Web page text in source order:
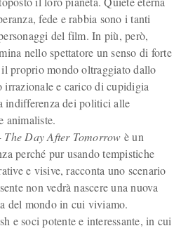
fede e rabbia sono i tanti
del film. In più, però,
nello spettatore un senso di forte
proprio mondo oltraggiato dallo
irrazionale e carico di cupidigia
indifferenza dei politici alle
animaliste.
Day After Tomorrow è un
perché pur usando tempistiche
e visive, racconta uno scenario
non vedrà nascere una nuova
del mondo in cui viviamo.
e soci potente e interessante, in cui